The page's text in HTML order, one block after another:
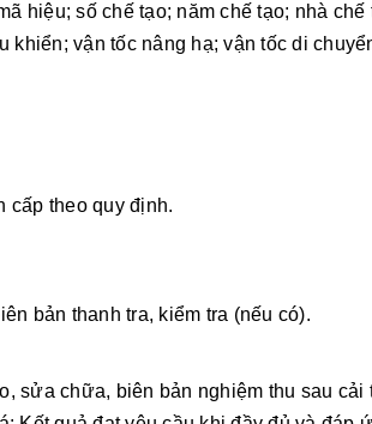
hiệu; số chế tạo; năm chế tạo; nhà chế
vận tốc nâng hạ; vận tốc di
cấp theo quy định.
bản thanh tra, kiểm tra (nếu có).
sửa chữa, biên bản nghiệm thu sau cải